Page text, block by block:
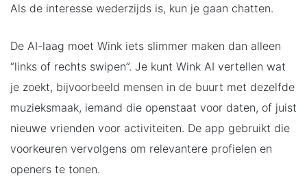
Als de interesse wederzijds is, kun je gaan chatten.
De AI-laag moet Wink iets slimmer maken dan alleen
“links of rechts swipen”. Je kunt Wink AI vertellen wat
je zoekt, bijvoorbeeld mensen in de buurt met dezelfde
muzieksmaak, iemand die openstaat voor daten, of juist
nieuwe vrienden voor activiteiten. De app gebruikt die
voorkeuren vervolgens om relevantere profielen en
openers te tonen.